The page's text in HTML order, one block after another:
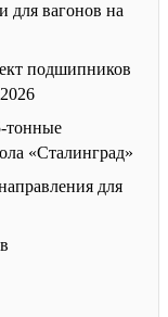
для вагонов на
подшипников
тонные
«Сталинград»
для